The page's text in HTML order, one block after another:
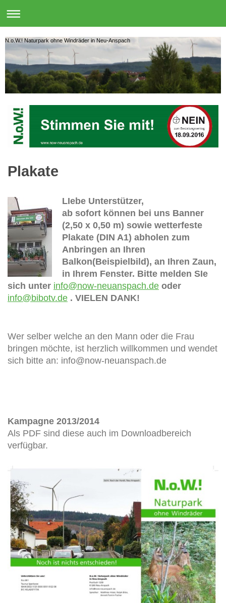
N.o.W.! Naturpark ohne Windräder in Neu-Anspach
Plakate
LIebe Unterstützer,
ab sofort können bei uns Banner
(2,50 x 0,50 m) sowie wetterfeste
Plakate (DIN A1) abholen zum
Anbringen an Ihren
Balkon(Beispielbild), an Ihren Zaun,
in Ihrem Fenster. Bitte melden SIe
sich unter info@now-neuanspach.de oder
info@bibotv.de . VIELEN DANK!
Wer selber welche an den Mann oder die Frau
bringen möchte, ist herzlich willkommen und wendet
sich bitte an: info@now-neuanspach.de
Kampagne 2013/2014
Als PDF sind diese auch im Downloadbereich
verfügbar.